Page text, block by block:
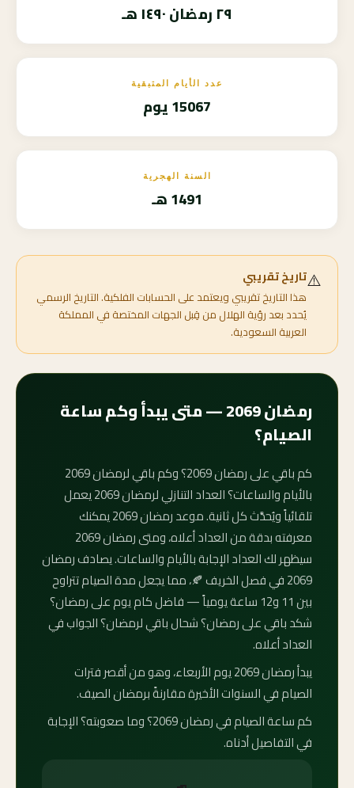
٢٩ رمضان ١٤٩٠ هـ
عدد الأيام المتبقية
15067 يوم
السنة الهجرية
1491 هـ
⚠️تاريخ تقريبي
هذا التاريخ تقريبي ويعتمد على الحسابات الفلكية. التاريخ الرسمي
يُحدد بعد رؤية الهلال من قِبل الجهات المختصة في المملكة
العربية السعودية.
رمضان 2069 — متى يبدأ وكم ساعة
الصيام؟
كم باقي على رمضان 2069؟ وكم باقي لرمضان 2069
بالأيام والساعات؟ العداد التنازلي لرمضان 2069 يعمل
تلقائياً ويُحدَّث كل ثانية. موعد رمضان 2069 يمكنك
معرفته بدقة من العداد أعلاه، ومتى رمضان 2069
سيظهر لك العداد الإجابة بالأيام والساعات. يصادف رمضان
2069 في فصل الخريف 🍂، مما يجعل مدة الصيام تتراوح
بين 11 و12 ساعة يومياً — فاضل كام يوم على رمضان؟
شكد باقي على رمضان؟ شحال باقي لرمضان؟ الجواب في
العداد أعلاه.
يبدأ رمضان 2069 يوم الأربعاء، وهو من أقصر فترات
الصيام في السنوات الأخيرة مقارنةً برمضان الصيف.
كم ساعة الصيام في رمضان 2069؟ وما صعوبته؟ الإجابة
في التفاصيل أدناه.